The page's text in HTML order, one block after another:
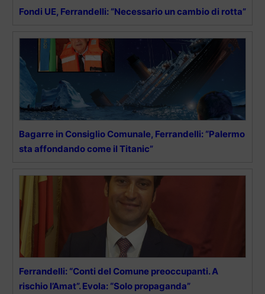
Fondi UE, Ferrandelli: “Necessario un cambio di rotta”
Bagarre in Consiglio Comunale, Ferrandelli: “Palermo
sta affondando come il Titanic”
Ferrandelli: “Conti del Comune preoccupanti. A
rischio l’Amat”. Evola: “Solo propaganda”